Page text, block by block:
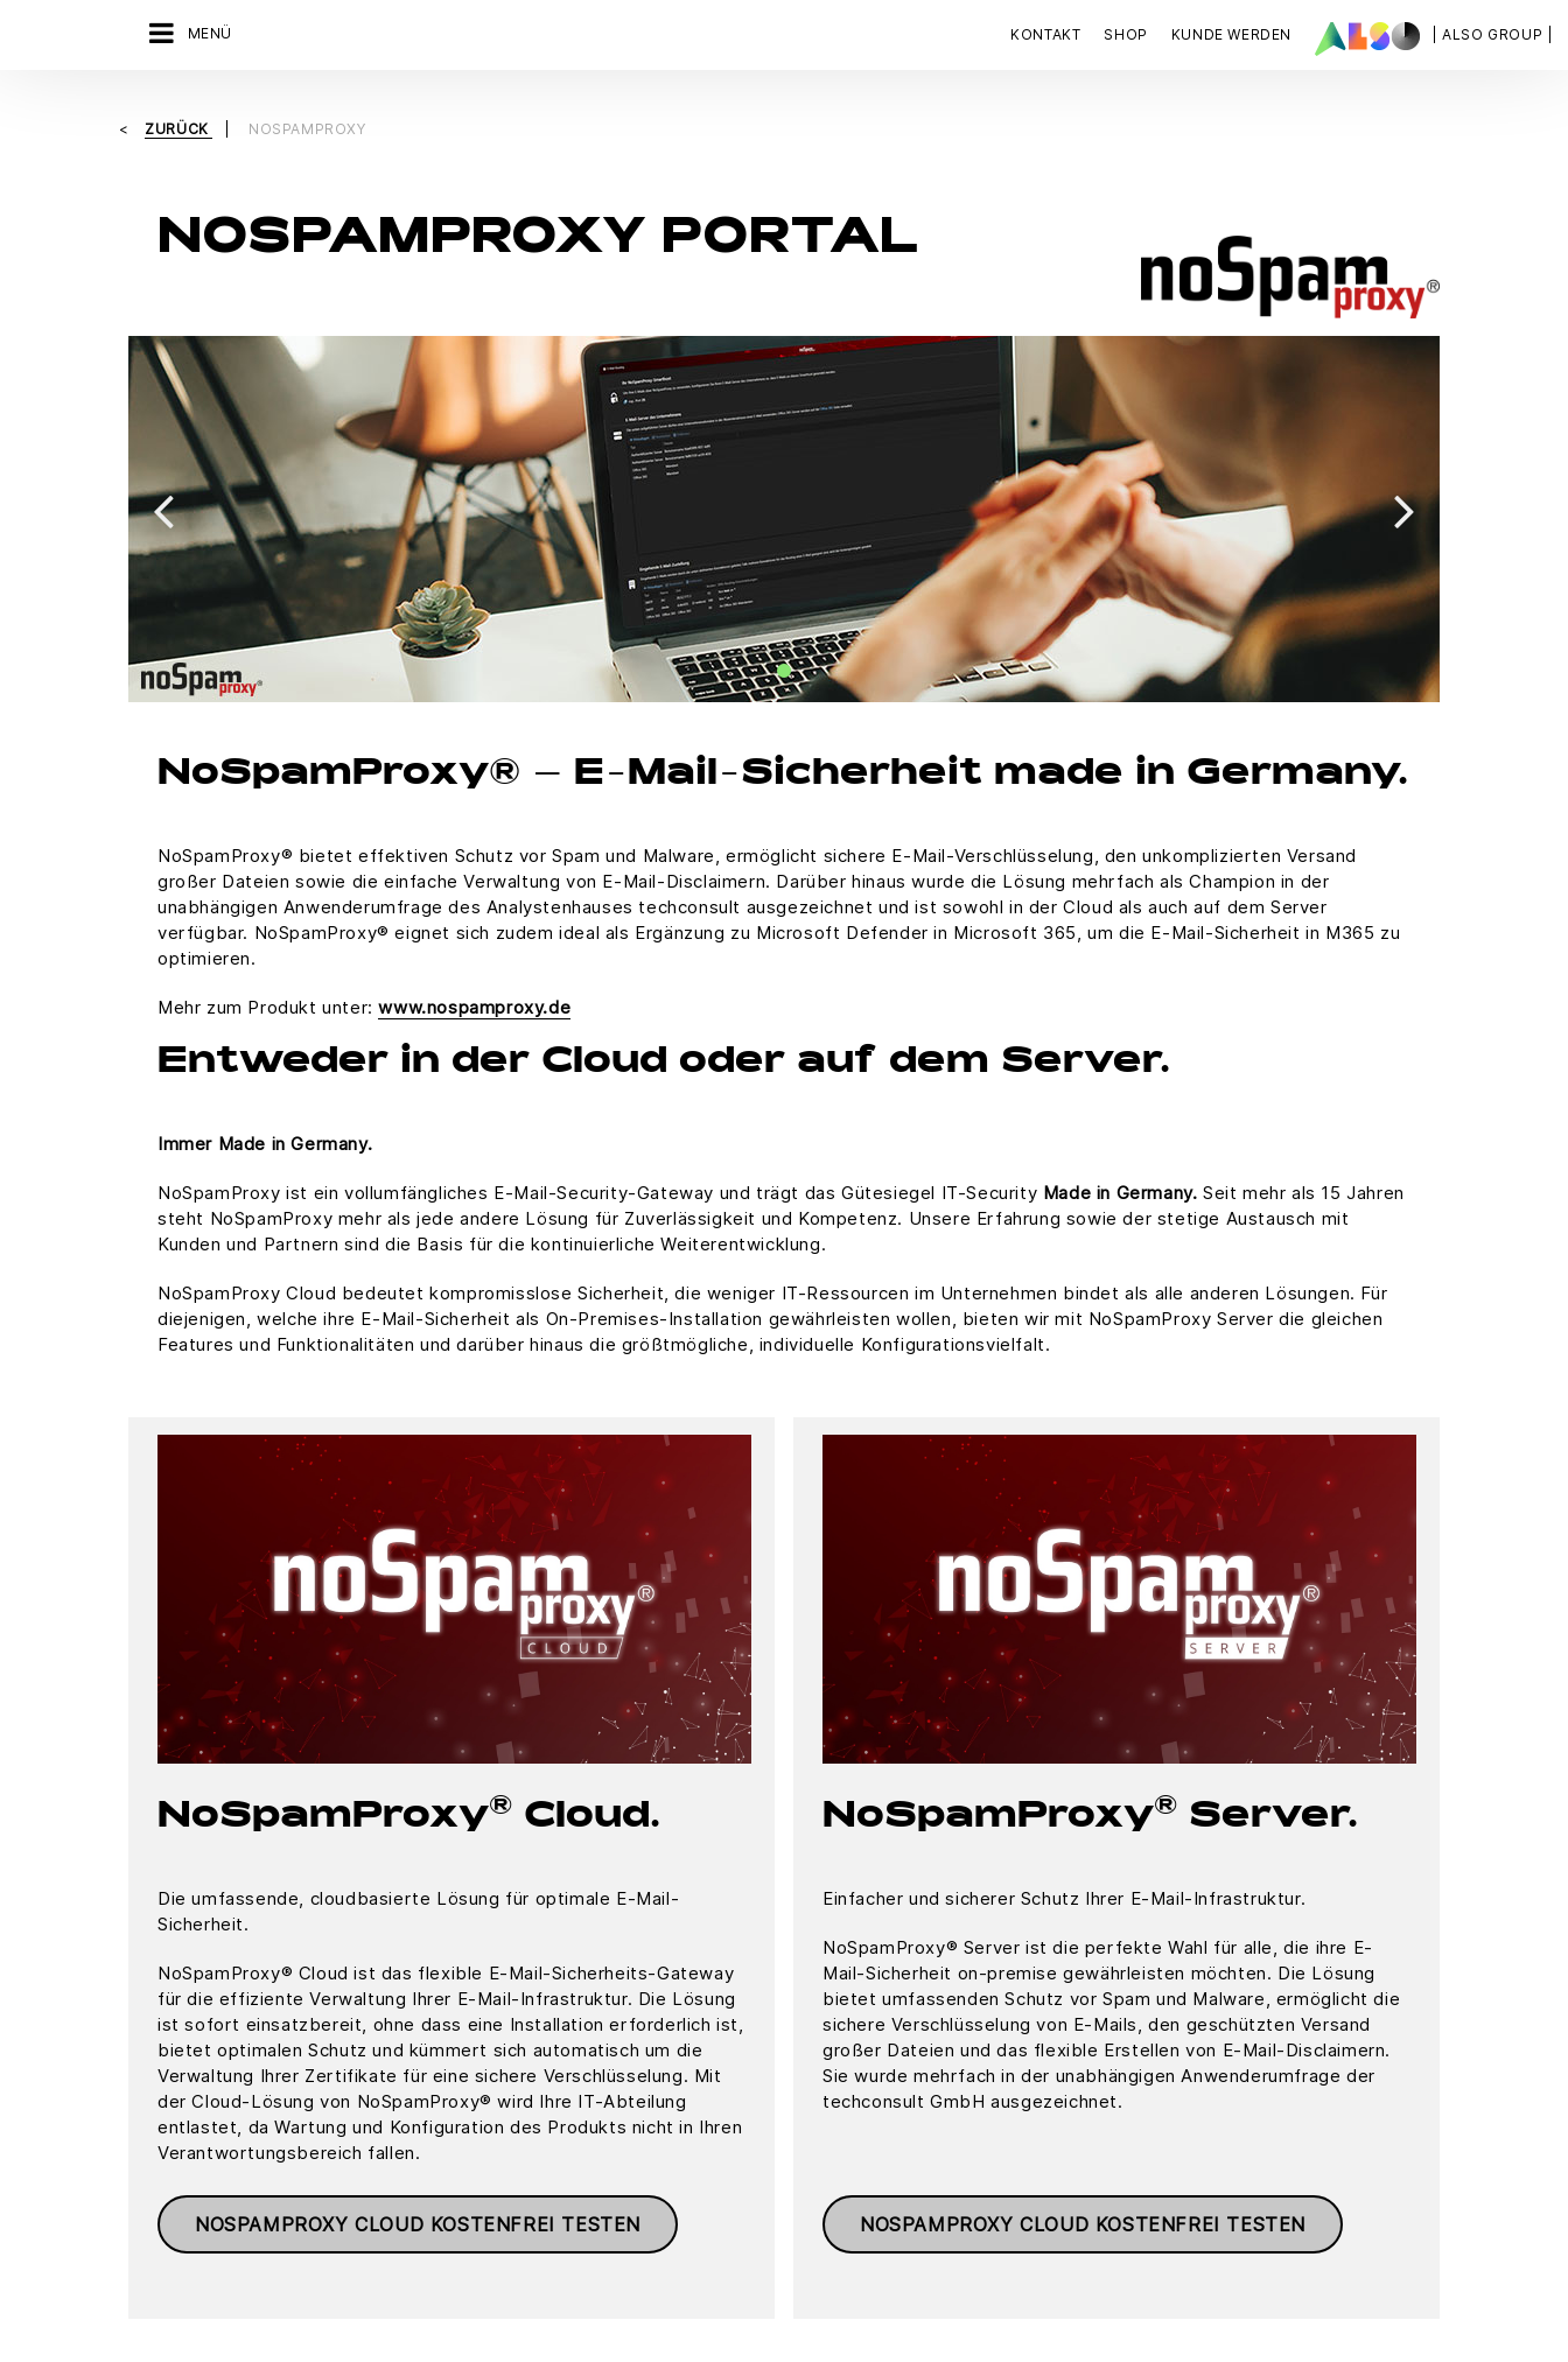
MENÜ | ALSO GROUP |
KONTAKT SHOP KUNDE WERDEN
ZURÜCK NOSPAMPROXY
NOSPAMPROXY PORTAL
NoSpamProxy® – E-Mail-Sicherheit made in Germany.
NoSpamProxy® bietet effektiven Schutz vor Spam und Malware, ermöglicht sichere E-Mail-Verschlüsselung, den unkomplizierten Versand
großer Dateien sowie die einfache Verwaltung von E-Mail-Disclaimern. Darüber hinaus wurde die Lösung mehrfach als Champion in der
unabhängigen Anwenderumfrage des Analystenhauses techconsult ausgezeichnet und ist sowohl in der Cloud als auch auf dem Server
verfügbar. NoSpamProxy® eignet sich zudem ideal als Ergänzung zu Microsoft Defender in Microsoft 365, um die E-Mail-Sicherheit in M365 zu
optimieren.
Mehr zum Produkt unter:www.nospamproxy.de
Entweder in der Cloud oder auf dem Server.
Immer Made in Germany.
NoSpamProxy ist ein vollumfängliches E-Mail-Security-Gateway und trägt das Gütesiegel IT-Security Made in Germany. Seit mehr als 15 Jahren
steht NoSpamProxy mehr als jede andere Lösung für Zuverlässigkeit und Kompetenz. Unsere Erfahrung sowie der stetige Austausch mit
Kunden und Partnern sind die Basis für die kontinuierliche Weiterentwicklung.
NoSpamProxy Cloud bedeutet kompromisslose Sicherheit, die weniger IT-Ressourcen im Unternehmen bindet als alle anderen Lösungen. Für
diejenigen, welche ihre E-Mail-Sicherheit als On-Premises-Installation gewährleisten wollen, bieten wir mit NoSpamProxy Server die gleichen
Features und Funktionalitäten und darüber hinaus die größtmögliche, individuelle Konfigurationsvielfalt.
NoSpamProxy® Cloud.
Die umfassende, cloudbasierte Lösung für optimale E-Mail-
Sicherheit.
NoSpamProxy® Cloud ist das flexible E-Mail-Sicherheits-Gateway
für die effiziente Verwaltung Ihrer E-Mail-Infrastruktur. Die Lösung
ist sofort einsatzbereit, ohne dass eine Installation erforderlich ist,
bietet optimalen Schutz und kümmert sich automatisch um die
Verwaltung Ihrer Zertifikate für eine sichere Verschlüsselung. Mit
der Cloud-Lösung von NoSpamProxy® wird Ihre IT-Abteilung
entlastet, da Wartung und Konfiguration des Produkts nicht in Ihren
Verantwortungsbereich fallen.
NOSPAMPROXY CLOUD KOSTENFREI TESTEN
NoSpamProxy® Server.
Einfacher und sicherer Schutz Ihrer E-Mail-Infrastruktur.
NoSpamProxy® Server ist die perfekte Wahl für alle, die ihre E-
Mail-Sicherheit on-premise gewährleisten möchten. Die Lösung
bietet umfassenden Schutz vor Spam und Malware, ermöglicht die
sichere Verschlüsselung von E-Mails, den geschützten Versand
großer Dateien und das flexible Erstellen von E-Mail-Disclaimern.
Sie wurde mehrfach in der unabhängigen Anwenderumfrage der
techconsult GmbH ausgezeichnet.
NOSPAMPROXY CLOUD KOSTENFREI TESTEN